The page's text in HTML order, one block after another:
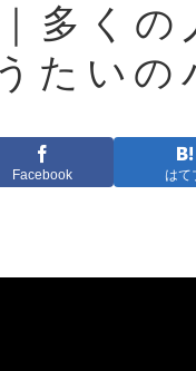
多く
たいの
Facebook はて